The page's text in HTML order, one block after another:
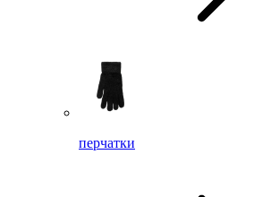
перчатки